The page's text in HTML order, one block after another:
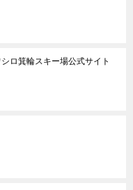
ロ箕輪スキー場公式サイト